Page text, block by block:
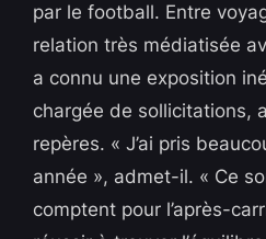
par le football. Entre
relation très médiatisée
a connu une exposition
chargée de sollicitations,
repères. « J’ai pris
année », admet-il. « Ce
comptent pour l’après-